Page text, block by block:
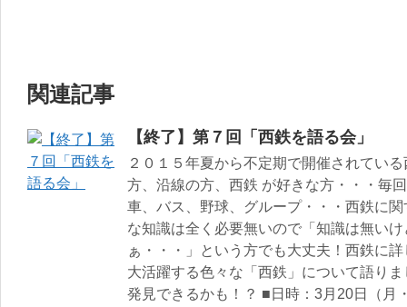
関連記事
【終了】第７回「西鉄を語る会」
２０１５年夏から不定期で開催されてい
方、沿線の方、西鉄 が好きな方・・・毎
車、バス、野球、グループ・・・西鉄に
な知識は全く必要無いので「知識は無い
ぁ・・・」という方でも大丈夫！西鉄に
大活躍する色々な「西鉄」について語り
発見できるかも！？ ■日時：3月20日（月